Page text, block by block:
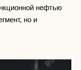
нефтью
но и